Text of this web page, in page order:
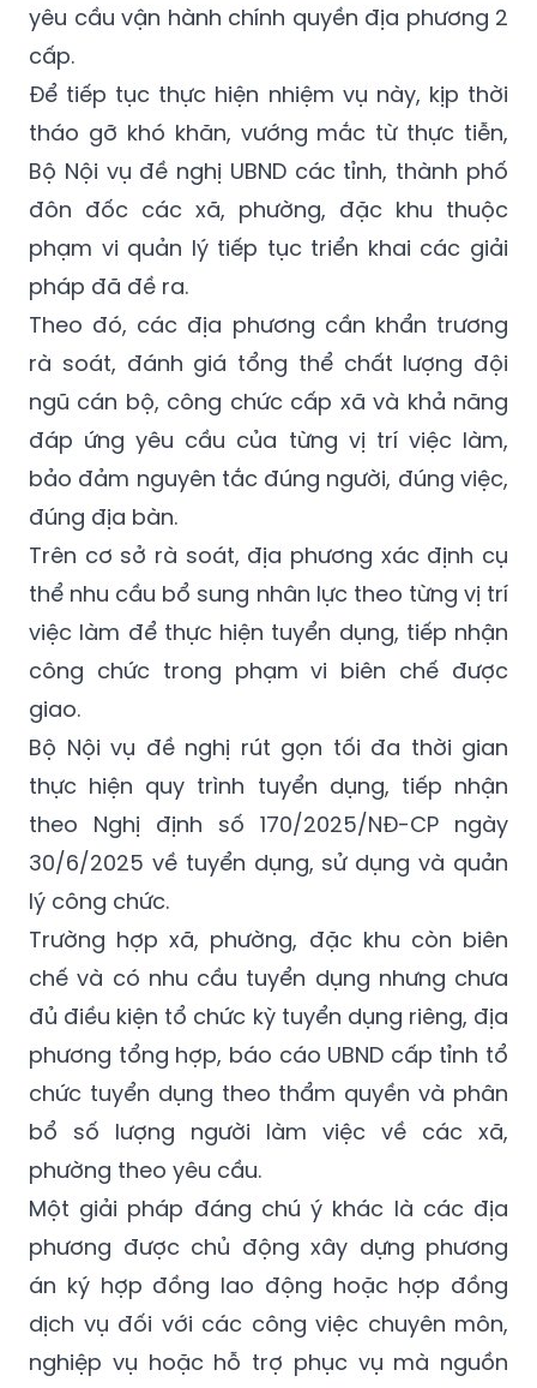
yêu cầu vận hành chính quyền địa phương 2
cấp.
Để tiếp tục thực hiện nhiệm vụ này, kịp thời
tháo gỡ khó khăn, vướng mắc từ thực tiễn,
Bộ Nội vụ đề nghị UBND các tỉnh, thành phố
đôn đốc các xã, phường, đặc khu thuộc
phạm vi quản lý tiếp tục triển khai các giải
pháp đã đề ra.
Theo đó, các địa phương cần khẩn trương
rà soát, đánh giá tổng thể chất lượng đội
ngũ cán bộ, công chức cấp xã và khả năng
đáp ứng yêu cầu của từng vị trí việc làm,
bảo đảm nguyên tắc đúng người, đúng việc,
đúng địa bàn.
Trên cơ sở rà soát, địa phương xác định cụ
thể nhu cầu bổ sung nhân lực theo từng vị trí
việc làm để thực hiện tuyển dụng, tiếp nhận
công chức trong phạm vi biên chế được
giao.
Bộ Nội vụ đề nghị rút gọn tối đa thời gian
thực hiện quy trình tuyển dụng, tiếp nhận
theo Nghị định số 170/2025/NĐ-CP ngày
30/6/2025 về tuyển dụng, sử dụng và quản
lý công chức.
Trường hợp xã, phường, đặc khu còn biên
chế và có nhu cầu tuyển dụng nhưng chưa
đủ điều kiện tổ chức kỳ tuyển dụng riêng, địa
phương tổng hợp, báo cáo UBND cấp tỉnh tổ
chức tuyển dụng theo thẩm quyền và phân
bổ số lượng người làm việc về các xã,
phường theo yêu cầu.
Một giải pháp đáng chú ý khác là các địa
phương được chủ động xây dựng phương
án ký hợp đồng lao động hoặc hợp đồng
dịch vụ đối với các công việc chuyên môn,
nghiệp vụ hoặc hỗ trợ phục vụ mà nguồn